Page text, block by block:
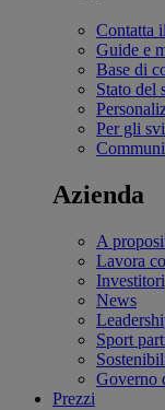
Contatta
Guide e
Base di
Stato del
Per gli
Azienda
A
Lavora
Investitori
News
Sport
Governo
Prezzi